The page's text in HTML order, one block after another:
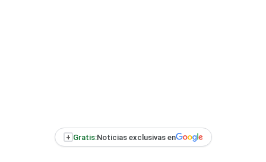
+ Gratis:Noticias exclusivas en